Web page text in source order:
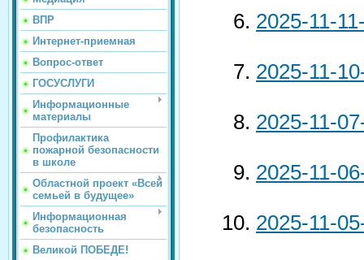
ВПР
Интернет-приемная
Вопрос-ответ
ГОСУСЛУГИ
Информационные
материалы
Профилактика
пожарной безопасности
в школе
Областной проект «Всей
семьей в будущее»
Информационная
безопасность
Великой ПОБЕДЕ!
2025-11-
2025-11-
2025-11-
2025-11-
2025-11-